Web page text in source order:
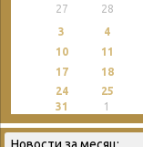
27 28
3 4
10
11
17
18
24 25
31
1